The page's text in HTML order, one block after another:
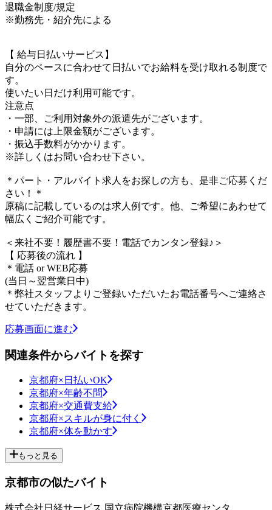
退職金制度/規定
※勤務先・紹介先による
【 給与日払いサービス】
自分のペースに合わせて日払いでお給料を受け取れる制度で
す。
使いたい日だけ利用可能です。
注意点
・一部、ご利用対象外の派遣先がございます。
・申請には上限金額がございます。
・振込手数料がかかります。
※詳しくはお問い合わせ下さい。
＊パート・アルバイト求人をお探しの方も、是非ご応募くだ
さい！＊
原稿に記載しているのは求人例です。他、ご希望にあわせて
幅広くご紹介可能です。
＜来社不要！履歴書不要！電話でカンタン登録♪＞
【 応募後の流れ 】
＊電話 or WEB応募
(当日～翌営業日中)
＊弊社スタッフよりご登録いただいたお電話番号へご連絡さ
せていただきます。
応募画面に進む
関連条件からバイトを探す
京都府×日払いOK
京都府×年齢不問
京都府×交通費支給
京都府×スキルが身に付く
京都府×体を動かす
もっと見る
京都市の似たバイト
株式会社日経サービス 国立病院機構京都医療センタ